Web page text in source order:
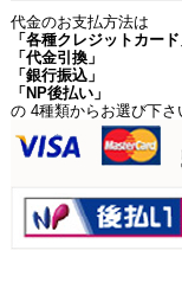
代金のお支払方法は
「各種クレジットカード
「代金引換」
「銀行振込」
「NP後払い」
の 4種類からお選び下さ